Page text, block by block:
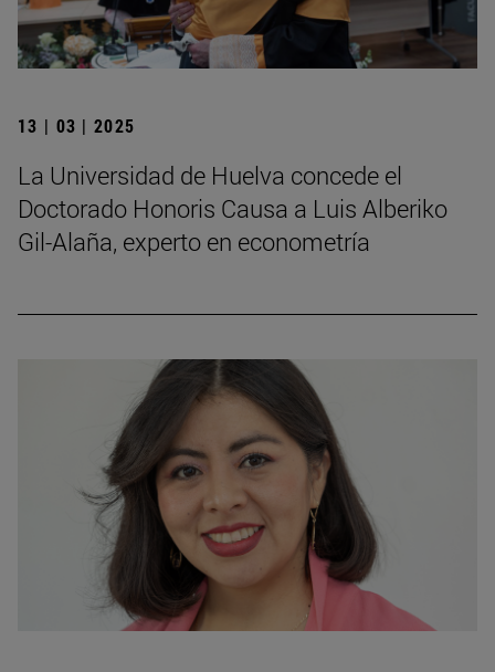
13 | 03 | 2025
La Universidad de Huelva concede el
Doctorado Honoris Causa a Luis Alberiko
Gil-Alaña, experto en econometría